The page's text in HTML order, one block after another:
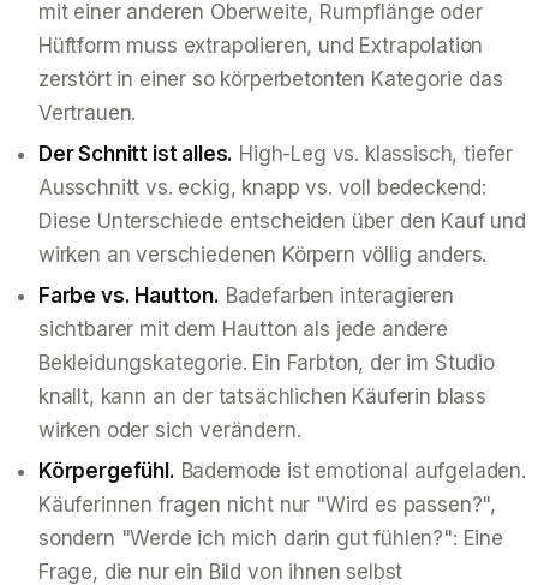
mit einer anderen Oberweite, Rumpflänge oder
Hüftform muss extrapolieren, und Extrapolation
zerstört in einer so körperbetonten Kategorie das
Vertrauen.
Der Schnitt ist alles. High-Leg vs. klassisch, tiefer
Ausschnitt vs. eckig, knapp vs. voll bedeckend:
Diese Unterschiede entscheiden über den Kauf und
wirken an verschiedenen Körpern völlig anders.
Farbe vs. Hautton. Badefarben interagieren
sichtbarer mit dem Hautton als jede andere
Bekleidungskategorie. Ein Farbton, der im Studio
knallt, kann an der tatsächlichen Käuferin blass
wirken oder sich verändern.
Körpergefühl. Bademode ist emotional aufgeladen.
Käuferinnen fragen nicht nur "Wird es passen?",
sondern "Werde ich mich darin gut fühlen?": Eine
Frage, die nur ein Bild von ihnen selbst